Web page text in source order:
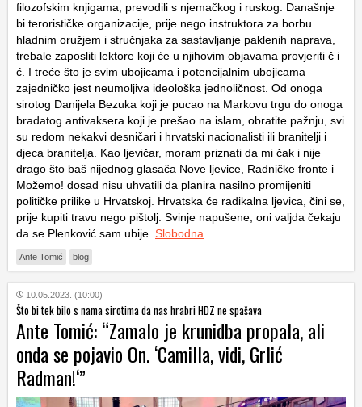
filozofskim knjigama, prevodili s njemačkog i ruskog. Današnje
bi terorističke organizacije, prije nego instruktora za borbu
hladnim oružjem i stručnjaka za sastavljanje paklenih naprava,
trebale zaposliti lektore koji će u njihovim objavama provjeriti č i
ć. I treće što je svim ubojicama i potencijalnim ubojicama
zajedničko jest neumoljiva ideološka jednoličnost. Od onoga
sirotog Danijela Bezuka koji je pucao na Markovu trgu do onoga
bradatog antivaksera koji je prešao na islam, obratite pažnju, svi
su redom nekakvi desničari i hrvatski nacionalisti ili branitelji i
djeca branitelja. Kao ljevičar, moram priznati da mi čak i nije
drago što baš nijednog glasača Nove ljevice, Radničke fronte i
Možemo! dosad nisu uhvatili da planira nasilno promijeniti
političke prilike u Hrvatskoj. Hrvatska će radikalna ljevica, čini se,
prije kupiti travu nego pištolj. Svinje napušene, oni valjda čekaju
da se Plenković sam ubije. Slobodna
Ante Tomić blog
10.05.2023. (10:00)
Što bi tek bilo s nama sirotima da nas hrabri HDZ ne spašava
Ante Tomić: “Zamalo je krunidba propala, ali
onda se pojavio On. ‘Camilla, vidi, Grlić
Radman!‘”